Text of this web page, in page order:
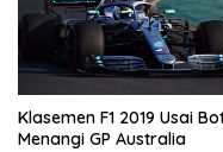
Klasemen F1 2019 Usai
Menangi GP Australia